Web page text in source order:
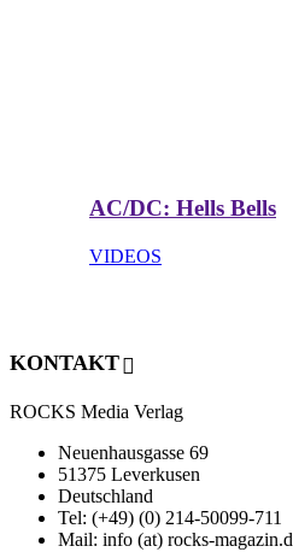
AC/DC: Hells Bells
VIDEOS
KONTAKT
ROCKS Media Verlag
Neuenhausgasse 69
51375 Leverkusen
Deutschland
Tel: (+49) (0) 214-50099-711
Mail: info (at) rocks-